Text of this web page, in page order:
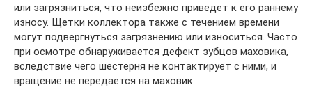
или загрязниться, что неизбежно приведет к его раннему
износу. Щетки коллектора также с течением времени
могут подвергнуться загрязнению или износиться. Часто
при осмотре обнаруживается дефект зубцов маховика,
вследствие чего шестерня не контактирует с ними, и
вращение не передается на маховик.